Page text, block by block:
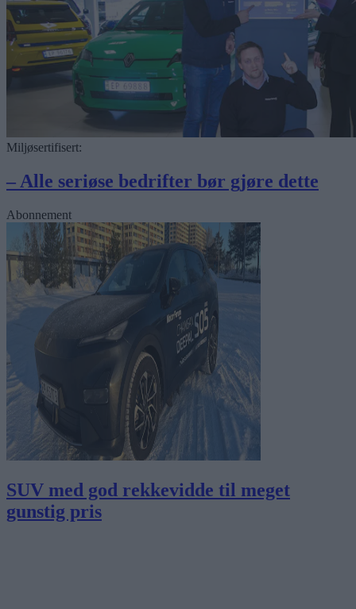
Miljøsertifisert:
– Alle seriøse bedrifter bør gjøre dette
Abonnement
SUV med god rekkevidde til meget
gunstig pris